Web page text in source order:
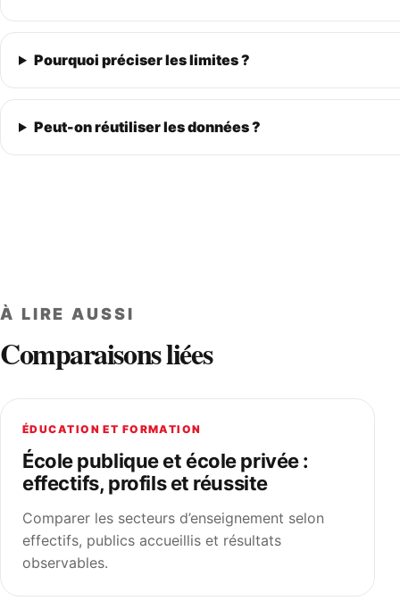
Pourquoi préciser les limites ?
Peut-on réutiliser les données ?
À LIRE AUSSI
Comparaisons liées
ÉDUCATION ET FORMATION
École publique et école privée :
effectifs, profils et réussite
Comparer les secteurs d’enseignement selon
effectifs, publics accueillis et résultats
observables.